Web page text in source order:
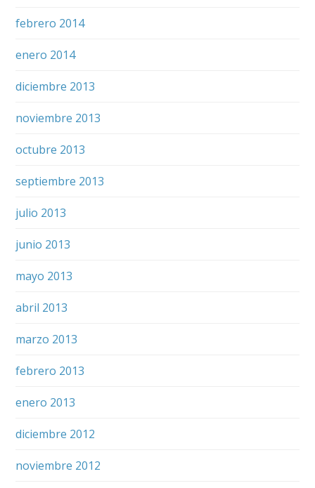
febrero 2014
enero 2014
diciembre 2013
noviembre 2013
octubre 2013
septiembre 2013
julio 2013
junio 2013
mayo 2013
abril 2013
marzo 2013
febrero 2013
enero 2013
diciembre 2012
noviembre 2012